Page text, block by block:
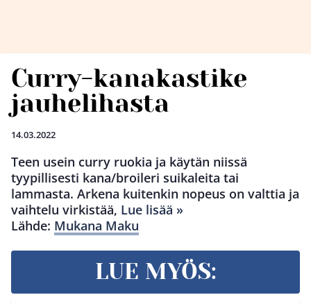
Curry-kanakastike
jauhelihasta
14.03.2022
Teen usein curry ruokia ja käytän niissä
tyypillisesti kana/broileri suikaleita tai
lammasta. Arkena kuitenkin nopeus on valttia ja
vaihtelu virkistää, Lue lisää »
Lähde: Mukana Maku
LUE MYÖS: